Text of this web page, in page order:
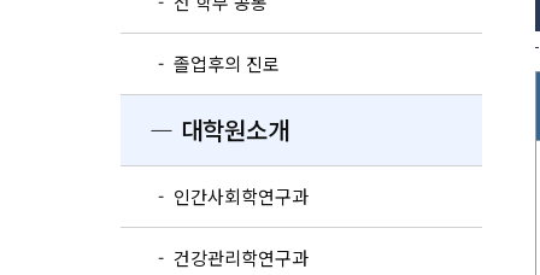
- 졸업후의 진로
― 대학원소개
- 인간사회학연구과
- 건강관리학연구과